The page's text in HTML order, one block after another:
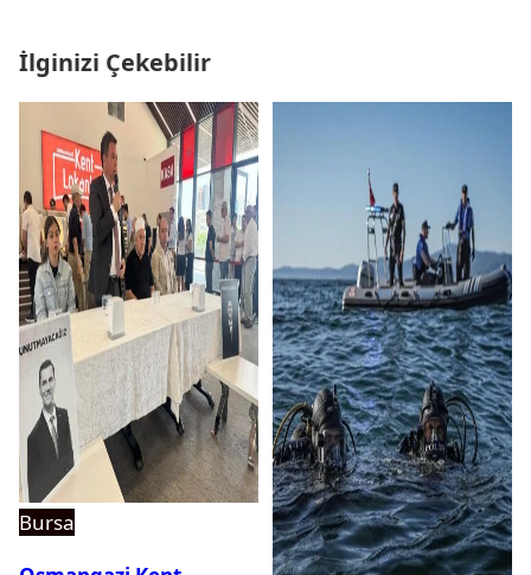
İlginizi Çekebilir
Bursa